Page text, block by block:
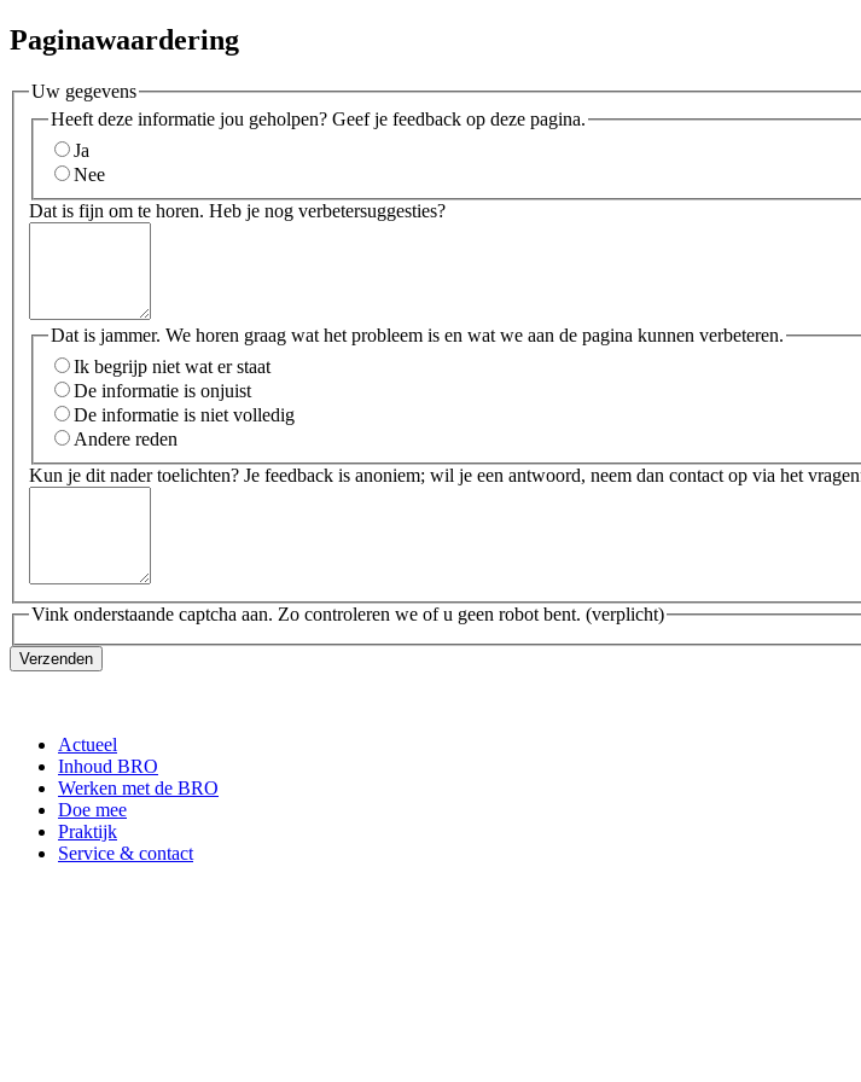
Paginawaardering
Uw gegevens
Heeft deze informatie jou geholpen? Geef je feedback op deze pagina.
Ja
Nee
Dat is fijn om te horen. Heb je nog verbetersuggesties?
Dat is jammer. We horen graag wat het probleem is en wat we aan de pagina kunnen verbeteren.
Ik begrijp niet wat er staat
De informatie is onjuist
De informatie is niet volledig
Andere reden
Kun je dit nader toelichten? Je feedback is anoniem; wil je een antwoord, neem dan contact op via het
Vink onderstaande captcha aan. Zo controleren we of u geen robot bent. (verplicht)
Verzenden
Actueel
Inhoud BRO
Werken met de BRO
Doe mee
Praktijk
Service & contact